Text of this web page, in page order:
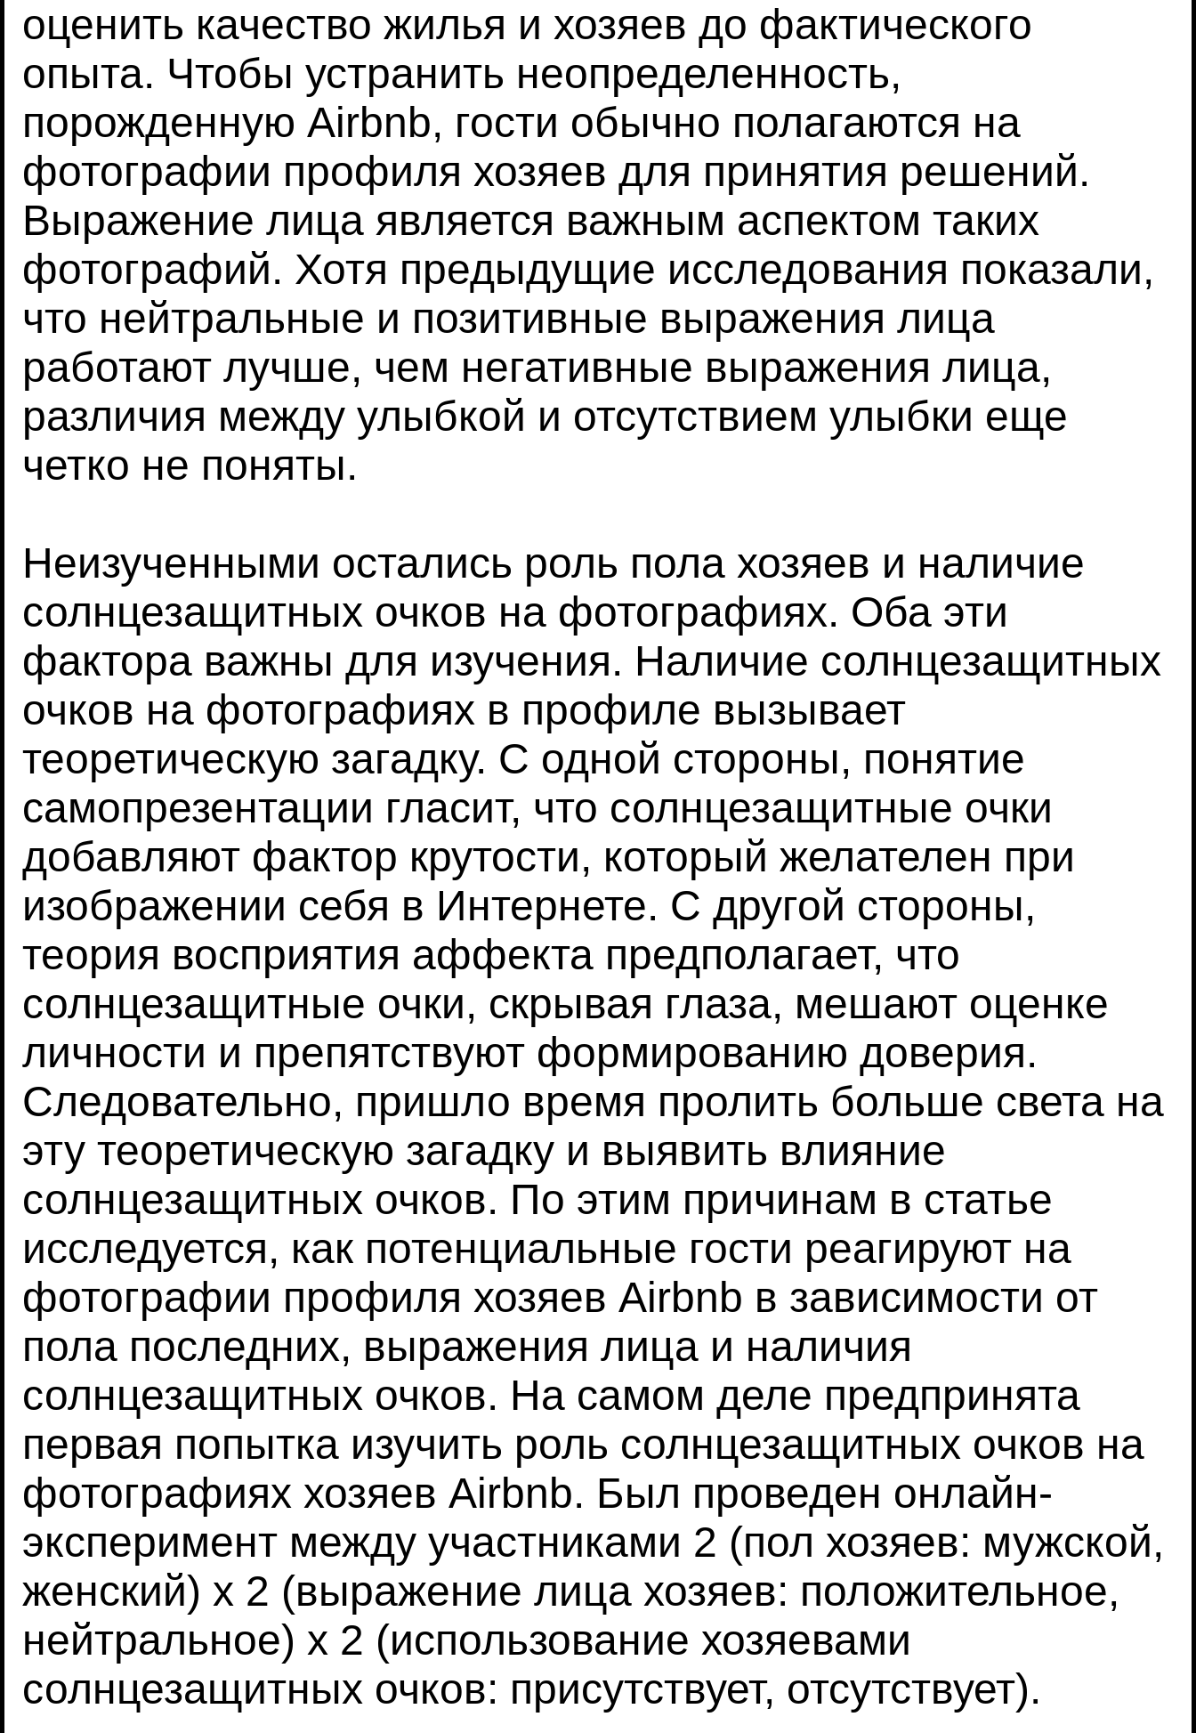
оценить качество жилья и хозяев до фактического
опыта. Чтобы устранить неопределенность,
порожденную Airbnb, гости обычно полагаются на
фотографии профиля хозяев для принятия решений.
Выражение лица является важным аспектом таких
фотографий. Хотя предыдущие исследования показали,
что нейтральные и позитивные выражения лица
работают лучше, чем негативные выражения лица,
различия между улыбкой и отсутствием улыбки еще
четко не поняты.
Неизученными остались роль пола хозяев и наличие
солнцезащитных очков на фотографиях. Оба эти
фактора важны для изучения. Наличие солнцезащитных
очков на фотографиях в профиле вызывает
теоретическую загадку. С одной стороны, понятие
самопрезентации гласит, что солнцезащитные очки
добавляют фактор крутости, который желателен при
изображении себя в Интернете. С другой стороны,
теория восприятия аффекта предполагает, что
солнцезащитные очки, скрывая глаза, мешают оценке
личности и препятствуют формированию доверия.
Следовательно, пришло время пролить больше света на
эту теоретическую загадку и выявить влияние
солнцезащитных очков. По этим причинам в статье
исследуется, как потенциальные гости реагируют на
фотографии профиля хозяев Airbnb в зависимости от
пола последних, выражения лица и наличия
солнцезащитных очков. На самом деле предпринята
первая попытка изучить роль солнцезащитных очков на
фотографиях хозяев Airbnb. Был проведен онлайн-
эксперимент между участниками 2 (пол хозяев: мужской,
женский) х 2 (выражение лица хозяев: положительное,
нейтральное) х 2 (использование хозяевами
солнцезащитных очков: присутствует, отсутствует).